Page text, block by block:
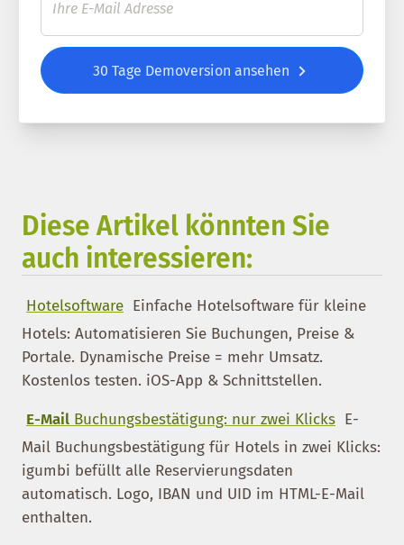
30 Tage Demoversion ansehen
Diese Artikel könnten Sie
auch interessieren:
Hotelsoftware Einfache Hotelsoftware für kleine
Hotels: Automatisieren Sie Buchungen, Preise &
Portale. Dynamische Preise = mehr Umsatz.
Kostenlos testen. iOS-App & Schnittstellen.
E-Mail Buchungsbestätigung: nur zwei Klicks E-
Mail Buchungsbestätigung für Hotels in zwei Klicks:
igumbi befüllt alle Reservierungsdaten
automatisch. Logo, IBAN und UID im HTML-E-Mail
enthalten.